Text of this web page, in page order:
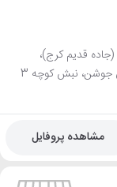
فتح (جاده قدیم کرج)،
روبروی خیابان فتح 29، مجتمع صنعتی بهکاران، خیابان جوشن، نبش کوچه 3
مشاهده پروفایل